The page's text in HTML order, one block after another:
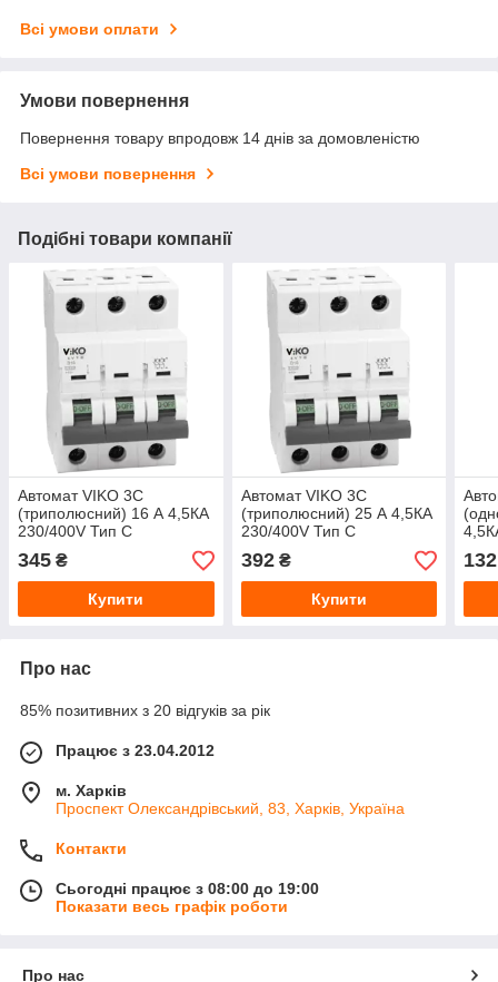
Всі умови оплати
Умови повернення
Повернення товару впродовж 14 днів за домовленістю
Всі умови повернення
Подібні товари компанії
Автомат VIKO 3С
(триполюсний) 16 А 4,5КА
230/400V Тип С
345 ₴
Купити
Автомат VIKO 3С
(триполюсний) 25 А 4,5КА
230/400V Тип С
392₴
Купити
132
Про нас
85% позитивних з 20 відгуків за рік
Працює з 23.04.2012
м. Харків
Проспект Олександрівський, 83, Харків, Україна
Контакти
Сьогодні працює з 08:00 до 19:00
Показати весь графік роботи
Про нас